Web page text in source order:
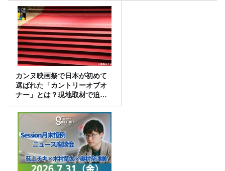
カンヌ映画祭で日本が初めて
選ばれた「カントリーオブオ
ナー」とは？現地取材で迫る
選出の意味